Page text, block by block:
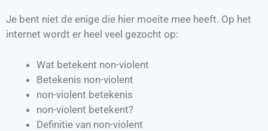
Je bent niet de enige die hier moeite mee heeft. Op het
internet wordt er heel veel gezocht op:
Wat betekent non-violent
Betekenis non-violent
non-violent betekenis
non-violent betekent?
Definitie van non-violent